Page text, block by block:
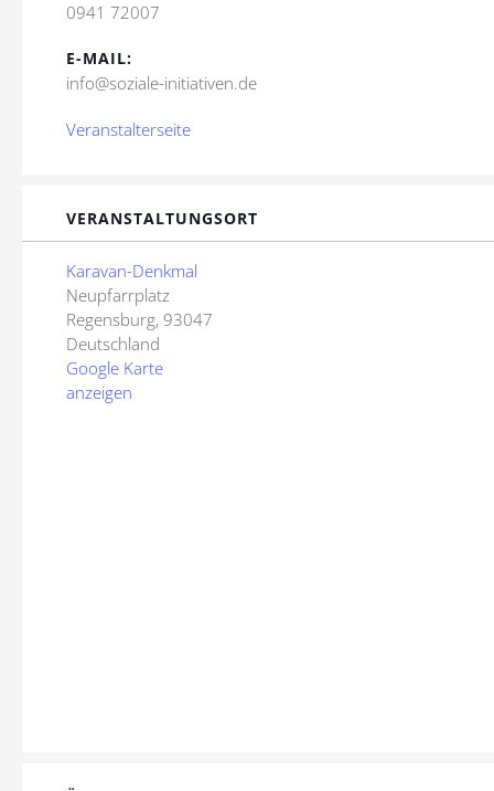
0941 72007
E-MAIL:
info@soziale-initiativen.de
Veranstalterseite
VERANSTALTUNGSORT
Karavan-Denkmal
Neupfarrplatz
Regensburg, 93047
Deutschland
Google Karte
anzeigen